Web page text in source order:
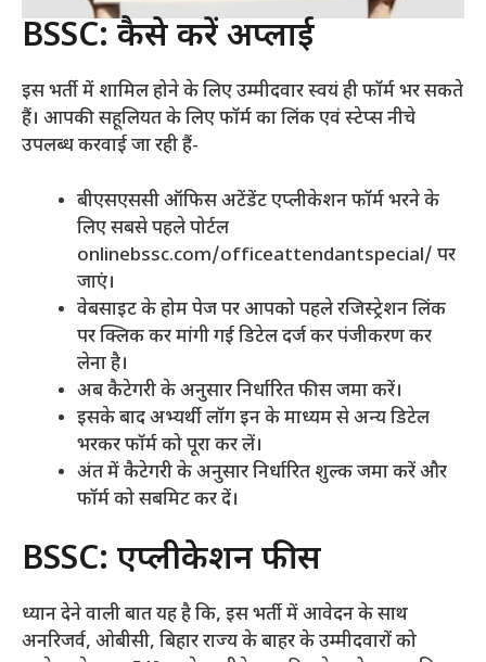
BSSC: कैसे करें अप्लाई
इस भर्ती में शामिल होने के लिए उम्मीदवार स्वयं ही फॉर्म भर सकते
हैं। आपकी सहूलियत के लिए फॉर्म का लिंक एवं स्टेप्स नीचे
उपलब्ध करवाई जा रही हैं-
बीएसएससी ऑफिस अटेंडेंट एप्लीकेशन फॉर्म भरने के
लिए सबसे पहले पोर्टल
onlinebssc.com/officeattendantspecial/ पर
जाएं।
वेबसाइट के होम पेज पर आपको पहले रजिस्ट्रेशन लिंक
पर क्लिक कर मांगी गई डिटेल दर्ज कर पंजीकरण कर
लेना है।
अब कैटेगरी के अनुसार निर्धारित फीस जमा करें।
इसके बाद अभ्यर्थी लॉग इन के माध्यम से अन्य डिटेल
भरकर फॉर्म को पूरा कर लें।
अंत में कैटेगरी के अनुसार निर्धारित शुल्क जमा करें और
फॉर्म को सबमिट कर दें।
BSSC: एप्लीकेशन फीस
ध्यान देने वाली बात यह है कि, इस भर्ती में आवेदन के साथ
अनरिजर्व, ओबीसी, बिहार राज्य के बाहर के उम्मीदवारों को